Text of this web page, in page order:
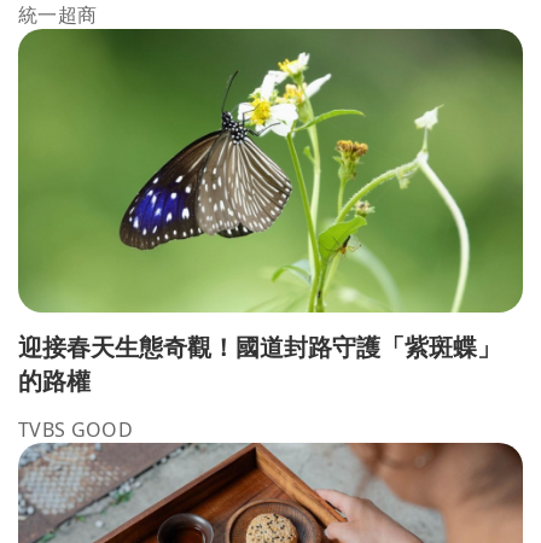
統一超商
迎接春天生態奇觀！國道封路守護「紫斑蝶」
的路權
TVBS GOOD